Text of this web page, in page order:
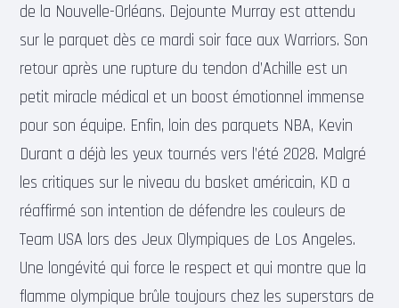
de la Nouvelle-Orléans. Dejounte Murray est attendu
sur le parquet dès ce mardi soir face aux Warriors. Son
retour après une rupture du tendon d’Achille est un
petit miracle médical et un boost émotionnel immense
pour son équipe. Enfin, loin des parquets NBA, Kevin
Durant a déjà les yeux tournés vers l’été 2028. Malgré
les critiques sur le niveau du basket américain, KD a
réaffirmé son intention de défendre les couleurs de
Team USA lors des Jeux Olympiques de Los Angeles.
Une longévité qui force le respect et qui montre que la
flamme olympique brûle toujours chez les superstars de